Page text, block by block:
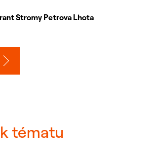
Stromy Petrova Lhota
tématu